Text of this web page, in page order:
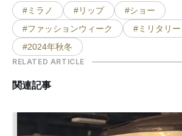
#ミラノ #リップ
#ショー
#ファッションウィーク
#ミリタリー
#2024年秋冬
RELATED ARTICLE
関連記事